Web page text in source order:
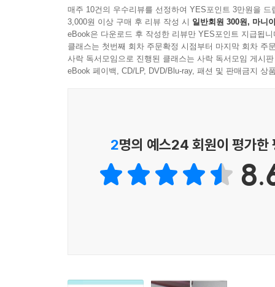
상경해 만화가를 꿈꾸는 젊은이들에게 저렴한 주
주목받는 사회적기업가로 떠오른다. 이후 그의
해결을 목표로 수많은 학생의 부적응 문제 및 중
사회문제 해결에 힘쓴 결과, 그는 2007년 장래성
우수상을 받았으며, 2009년 《주간 다이아몬드》
절망 속에서 살고 있다. 야마모토 시게루는 바로
아닌 인간이었다. 하고 싶은 일이 없다. 꿈도 없다
사회적기업가’라고 부르고 있다. 불가사의한 일이다
‘니즈의 대리인’이 되는 사람이다. ‘이러쿵저러쿵
매주 10건의 우수리뷰를 선정하여 YES포인트 3만원을 드
3,000원 이상 구매 후 리뷰 작성 시 일반회원 300원, 마니
eBook은 다운로드 후 작성한 리뷰만 YES포인트 지급됩니
클래스는 첫번째 회차 주문확정 시점부터 마지막 회차 주
사락 독서모임으로 진행된 클래스는 사락 독서모임 게시
eBook 페이백, CD/LP, DVD/Blu-ray, 패션 및 판매금지 상
2명의 예스24 회원이 평가한